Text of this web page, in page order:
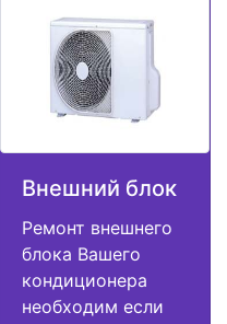
Внешний блок
Ремонт внешнего
блока Вашего
кондиционера
необходим если